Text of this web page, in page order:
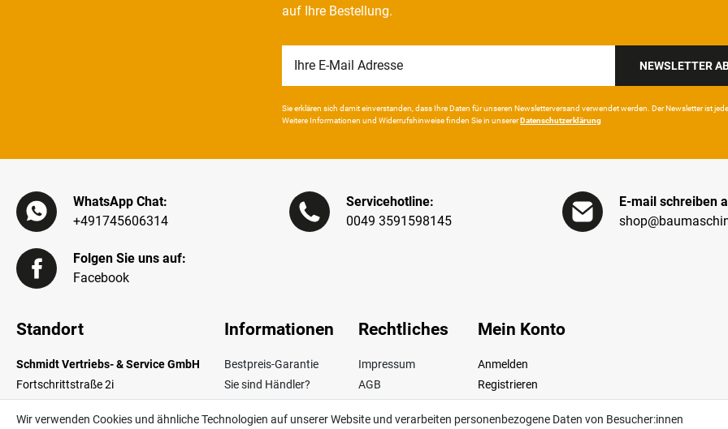
auf Ihre Bestellung.
Honig
NEWSLETTER
Sie erklären sich damit ein­ver­standen, dass Ihre Da­ten für unseren News­letter­versand ver­wen­det werden. Der News­letter ist
Weitere Infor­mationen und Wider­rufshin­weise finden Sie in unsererDaten­schutz­erklärung
WhatsApp Chat:
+491745606314
Servicehotline:
0049 3591598145
E-mail schreiben
Folgen Sie uns auf:
Facebook
Standort
Schmidt Vertriebs- & Service GmbH
Fortschrittstraße 2i
Germany
Informationen
Bestpreis-Garantie
Sie sind Händler?
Lieferinformationen
Rechtliches
Impressum
AGB
Datenschutz
Mein Konto
Anmelden
Registrieren
Wir verwenden Cookies und ähnliche Technologien auf unserer Website und verarbeiten personenbezogene Daten von Besucher:innen